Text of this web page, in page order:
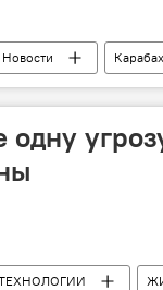
Новости Карабах